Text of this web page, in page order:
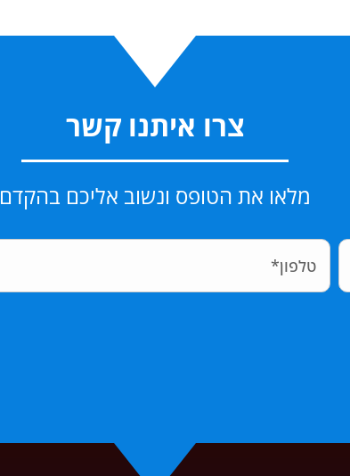
צרו איתנו קשר
מלאו את הטופס ונשוב אליכם בהקדם